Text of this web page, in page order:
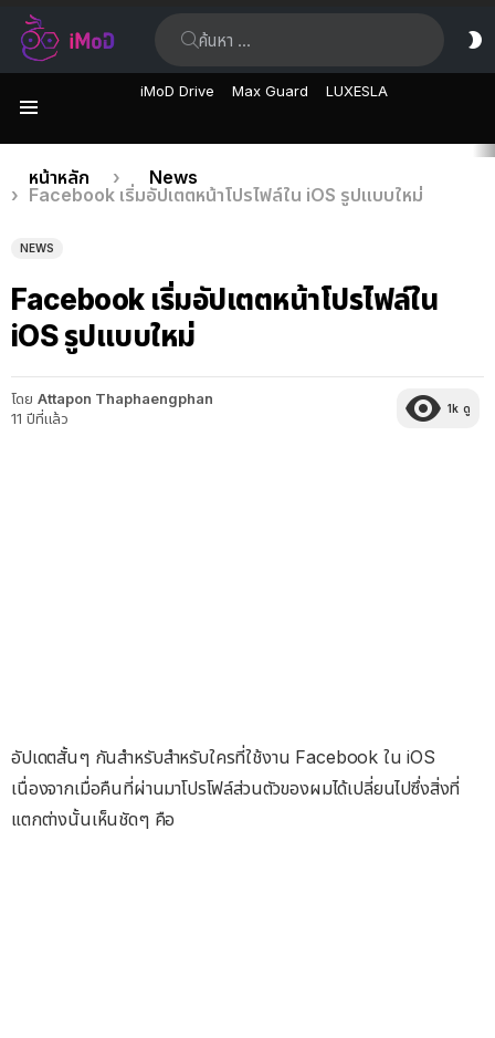
iMoD Drive Max Guard LUXESLA
เรื่อง
ล่าสุด
คุณอยู่ที่นี่:
หน้าหลัก
News
Facebook เริ่มอัปเตตหน้าโปรไฟล์ใน iOS รูปแบบใหม่
NEWS
Facebook เริ่มอัปเตตหน้าโปรไฟล์ใน
iOS รูปแบบใหม่
โดย Attapon Thaphaengphan
11 ปีที่แล้ว
1k ดู
อัปเดตสั้นๆ กันสำหรับสำหรับใครที่ใช้งาน Facebook ใน iOS
เนื่องจากเมื่อคืนที่ผ่านมาโปรโฟล์ส่วนตัวของผมได้เปลี่ยนไปซึ่งสิ่งที่
แตกต่างนั้นเห็นชัดๆ คือ